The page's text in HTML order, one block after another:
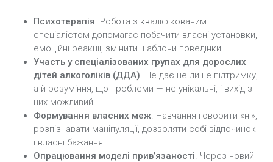
Психотерапія. Робота з кваліфікованим
спеціалістом допомагає побачити власні установки,
емоційні реакції, змінити шаблони поведінки.
Участь у спеціалізованих групах для дорослих
дітей алкоголіків (ДДА). Це дає не лише підтримку,
а й розуміння, що проблеми — не унікальні, і вихід з
них можливий.
Формування власних меж. Навчання говорити «ні»,
розпізнавати маніпуляції, дозволяти собі відпочинок
і власні бажання.
Опрацювання моделі прив’язаності. Через новий